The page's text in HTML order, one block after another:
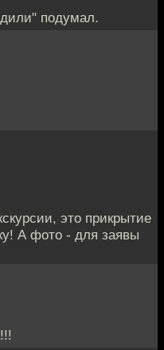
подумал.
это прикрытие
А фото - для заявы